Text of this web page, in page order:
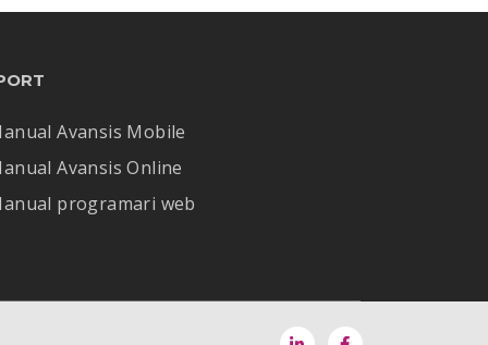
Avansis Mobile
Avansis Online
programari web